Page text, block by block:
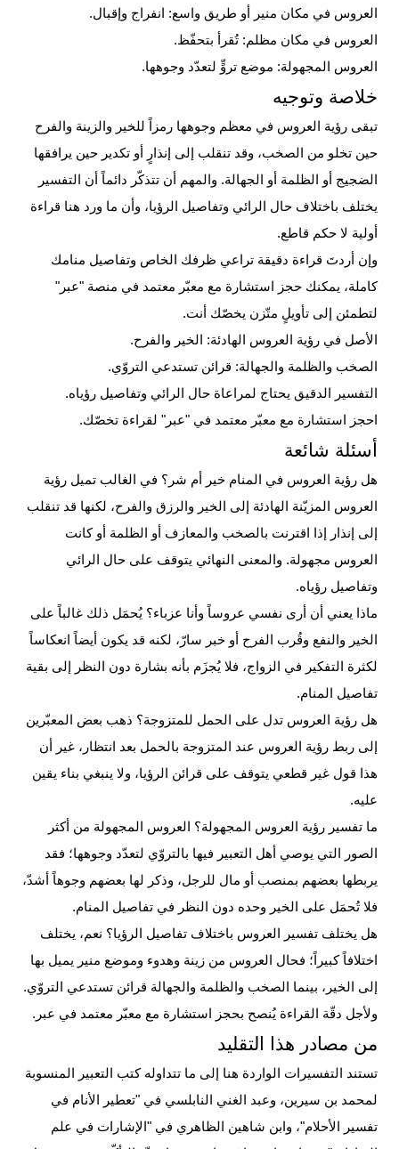
العروس في مكان منير أو طريق واسع: انفراج وإقبال.
العروس في مكان مظلم: تُقرأ بتحفّظ.
العروس المجهولة: موضع تروٍّ لتعدّد وجوهها.
خلاصة وتوجيه
تبقى رؤية العروس في معظم وجوهها رمزاً للخير والزينة والفرح
حين تخلو من الصخب، وقد تنقلب إلى إنذارٍ أو تكدير حين يرافقها
الضجيج أو الظلمة أو الجهالة. والمهم أن تتذكّر دائماً أن التفسير
يختلف باختلاف حال الرائي وتفاصيل الرؤيا، وأن ما ورد هنا قراءة
أولية لا حكم قاطع.
وإن أردتَ قراءة دقيقة تراعي ظرفك الخاص وتفاصيل منامك
كاملة، يمكنك حجز استشارة مع معبّر معتمد في منصة "عبر"
لتطمئن إلى تأويلٍ متّزن يخصّك أنت.
الأصل في رؤية العروس الهادئة: الخير والفرح.
الصخب والظلمة والجهالة: قرائن تستدعي التروّي.
التفسير الدقيق يحتاج لمراعاة حال الرائي وتفاصيل رؤياه.
احجز استشارة مع معبّر معتمد في "عبر" لقراءة تخصّك.
أسئلة شائعة
هل رؤية العروس في المنام خير أم شر؟ في الغالب تميل رؤية
العروس المزيّنة الهادئة إلى الخير والرزق والفرح، لكنها قد تنقلب
إلى إنذار إذا اقترنت بالصخب والمعازف أو الظلمة أو كانت
العروس مجهولة. والمعنى النهائي يتوقف على حال الرائي
وتفاصيل رؤياه.
ماذا يعني أن أرى نفسي عروساً وأنا عزباء؟ يُحمَل ذلك غالباً على
الخير والنفع وقُرب الفرح أو خبر سارّ، لكنه قد يكون أيضاً انعكاساً
لكثرة التفكير في الزواج، فلا يُجزَم بأنه بشارة دون النظر إلى بقية
تفاصيل المنام.
هل رؤية العروس تدل على الحمل للمتزوجة؟ ذهب بعض المعبّرين
إلى ربط رؤية العروس عند المتزوجة بالحمل بعد انتظار، غير أن
هذا قول غير قطعي يتوقف على قرائن الرؤيا، ولا ينبغي بناء يقين
عليه.
ما تفسير رؤية العروس المجهولة؟ العروس المجهولة من أكثر
الصور التي يوصي أهل التعبير فيها بالتروّي لتعدّد وجوهها؛ فقد
يربطها بعضهم بمنصب أو مال للرجل، وذكر لها بعضهم وجوهاً أشدّ،
فلا تُحمَل على الخير وحده دون النظر في تفاصيل المنام.
هل يختلف تفسير العروس باختلاف تفاصيل الرؤيا؟ نعم، يختلف
اختلافاً كبيراً؛ فحال العروس من زينة وهدوء وموضع منير يميل بها
إلى الخير، بينما الصخب والظلمة والجهالة قرائن تستدعي التروّي.
ولأجل دقّة القراءة يُنصح بحجز استشارة مع معبّر معتمد في عبر.
من مصادر هذا التقليد
تستند التفسيرات الواردة هنا إلى ما تتداوله كتب التعبير المنسوبة
لمحمد بن سيرين، وعبد الغني النابلسي في "تعطير الأنام في
تفسير الأحلام"، وابن شاهين الظاهري في "الإشارات في علم